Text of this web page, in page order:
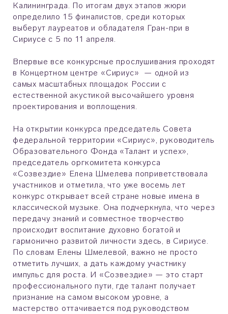
Калининграда. По итогам двух этапов жюри
определило 15 финалистов, среди которых
выберут лауреатов и обладателя Гран-при в
Сириусе с 5 по 11 апреля.
Впервые все конкурсные прослушивания проходят
в Концертном центре «Сириус» — одной из
самых масштабных площадок России с
естественной акустикой высочайшего уровня
проектирования и воплощения.
На открытии конкурса председатель Совета
федеральной территории «Сириус», руководитель
Образовательного Фонда «Талант и успех»,
председатель оргкомитета конкурса
«Созвездие» Елена Шмелева поприветствовала
участников и отметила, что уже восемь лет
конкурс открывает всей стране новые имена в
классической музыке. Она подчеркнула, что через
передачу знаний и совместное творчество
происходит воспитание духовно богатой и
гармонично развитой личности здесь, в Сириусе.
По словам Елены Шмелевой, важно не просто
отметить лучших, а дать каждому участнику
импульс для роста. И «Созвездие» — это старт
профессионального пути, где талант получает
признание на самом высоком уровне, а
мастерство оттачивается под руководством